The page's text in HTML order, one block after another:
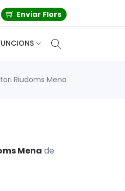
Enviar Flors
Riudoms Mena
Mena de